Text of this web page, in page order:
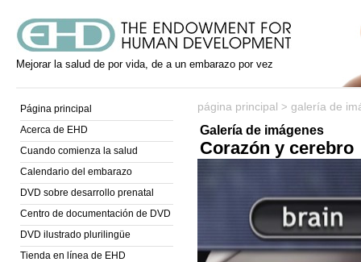
Mejorar la salud de por vida, de a un embarazo por vez
Página principal
Acerca de EHD
Cuando comienza la salud
Calendario del embarazo
DVD sobre desarrollo prenatal
Centro de documentación de DVD
DVD ilustrado plurilingüe
Tienda en línea de EHD
página principal > galería de
Galería de imágenes
Corazón y cerebro